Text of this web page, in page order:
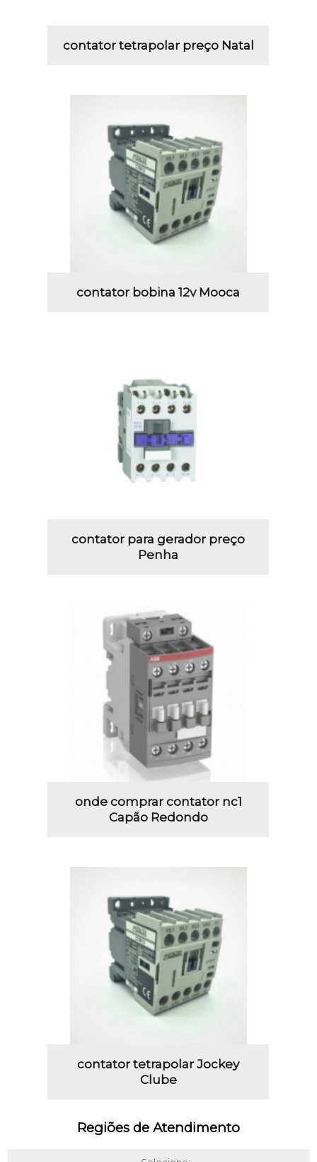
contator tetrapolar preço Natal
contator bobina 12v Mooca
contator para gerador preço
Penha
onde comprar contator nc1
Capão Redondo
contator tetrapolar Jockey
Clube
Regiões de Atendimento